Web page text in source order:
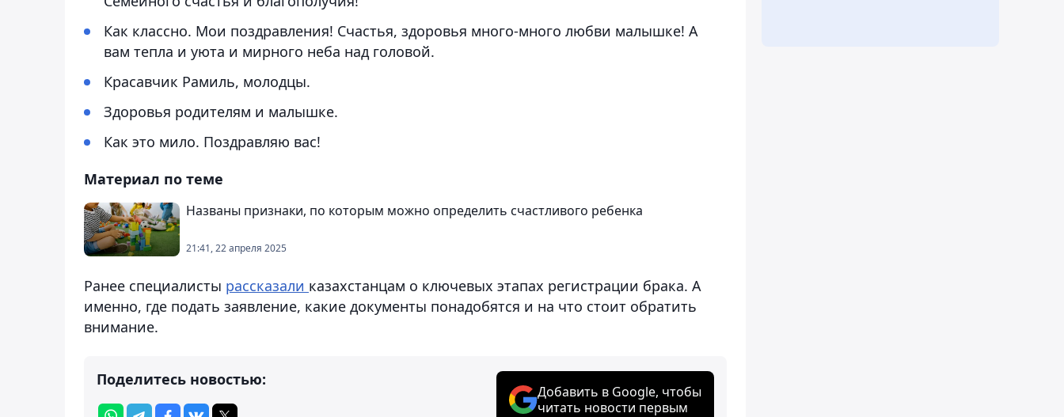
Как классно. Мои поздравления! Счастья, здоровья много-много любви малышке! А
вам тепла и уюта и мирного неба над головой.
Красавчик Рамиль, молодцы.
Здоровья родителям и малышке.
Как это мило. Поздравляю вас!
Материал по теме
Названы признаки, по которым можно определить счастливого ребенка
21:41, 22 апреля 2025
Ранее специалисты рассказали казахстанцам о ключевых этапах регистрации брака. А
именно, где подать заявление, какие документы понадобятся и на что стоит обратить
внимание.
Поделитесь новостью:
Добавить в Google, чтобы
читать новости первым